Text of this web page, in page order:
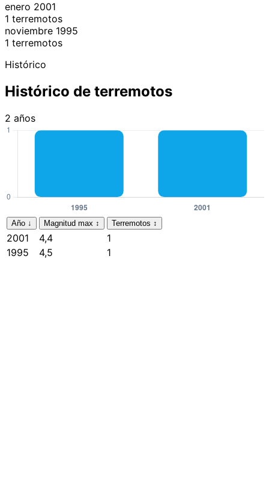
enero 2001
1 terremotos
noviembre 1995
1 terremotos
Histórico
Histórico de terremotos
2 años
Año ↓ Magnitud max ↕ Terremotos ↕
2001 4,4
1
1995
4,5 1